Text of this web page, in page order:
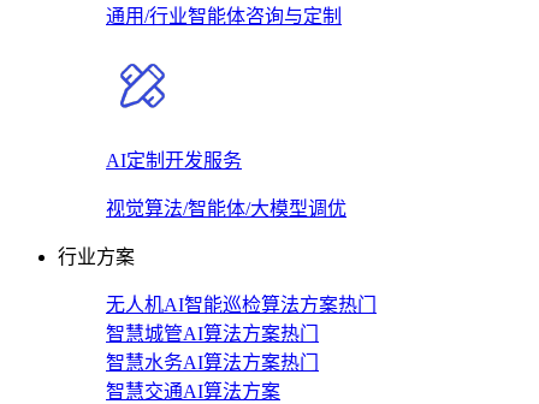
通用/行业智能体咨询与定制
AI定制开发服务
视觉算法/智能体/大模型调优
行业方案
无人机AI智能巡检算法方案热门
智慧城管AI算法方案热门
智慧水务AI算法方案热门
智慧交通AI算法方案